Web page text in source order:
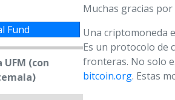
Fund
(con
Muchas gracias
Una criptomoneda
Es un protocolo de
fronteras. No solo
bitcoin.org. Estas
Biblioteca Ludwig von Mises
Biblioteca Muso Ayau
Casa Popenoe
Centro para el Análisis de
arboretumconserva el